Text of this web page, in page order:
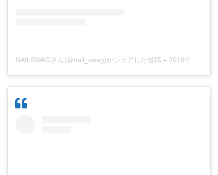
NAILSWAGさん(@nail_swag)がシェアした投稿 – 2018年 7月月12日午前9時44分PDT